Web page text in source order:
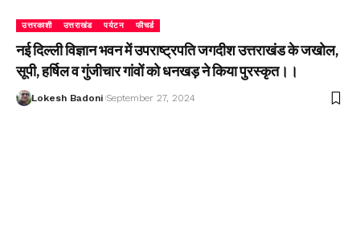
उत्तरकाशी उत्तराखंड पर्यटन फीचर्ड
नई दिल्ली विज्ञान भवन में उपराष्ट्रपति जगदीश उत्तराखंड के जखोल,
सूपी, हर्षिल व गुंजीचार गांवों को धनखड़ ने किया पुरस्कृत।।
Lokesh Badoni September 27, 2024